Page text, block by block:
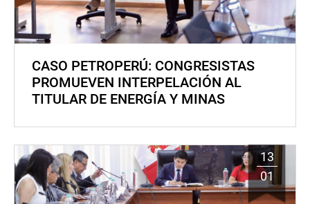
CASO PETROPERÚ: CONGRESISTAS
PROMUEVEN INTERPELACIÓN AL
TITULAR DE ENERGÍA Y MINAS
13
01